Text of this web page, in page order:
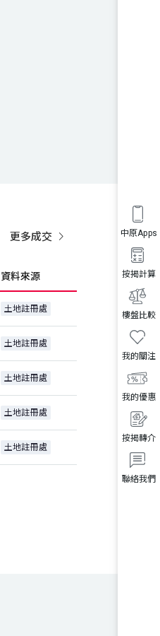
聯絡我們
按揭轉介
我的優惠
我的關注
樓盤比較
按揭計算
中原Apps
更多成交
資料來源
土地註冊處
土地註冊處
土地註冊處
土地註冊處
土地註冊處